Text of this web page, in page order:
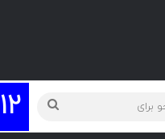
جستجو
برای
12